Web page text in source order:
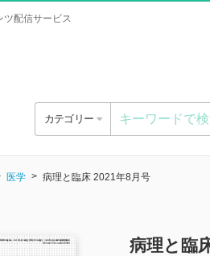
ツ配信サービス
カテゴリー
医学 病理と臨床 2021年8月号
病理と臨